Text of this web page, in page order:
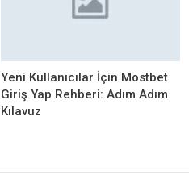
Yeni Kullanıcılar İçin Mostbet
Giriş Yap Rehberi: Adım Adım
Kılavuz